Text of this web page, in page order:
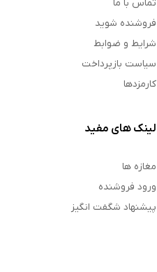
تماس با ما
فروشنده شوید
شرایط و ضوابط
سیاست بازپرداخت
کارمزدها
لینک های مفید
مغازه ها
ورود فروشنده
پیشنهاد شگفت انگیز